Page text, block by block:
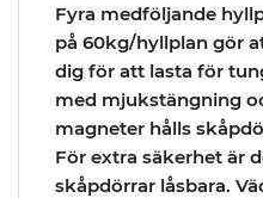
Fyra medföljande
på 60kg/hyllplan gör
dig för att lasta för
med mjukstängning
magneter hålls
För extra säkerhet är
skåpdörrar låsbara.